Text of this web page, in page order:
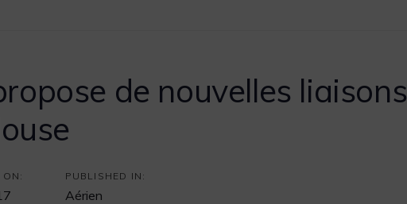
de nouvelles liaisons
ON: PUBLISHED IN:
Aérien